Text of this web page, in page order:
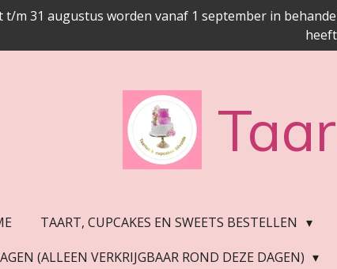
m 31 augustus worden vanaf 1 september in
TAART, CUPCAKES EN SWEETS BESTELLEN
(ALLEEN VERKRIJGBAAR ROND DEZE DAGEN)